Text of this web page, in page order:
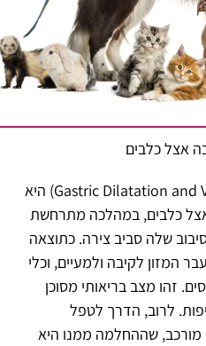
אצל כלבים
היפוך קיבה (Gastric Dilatation and Volvulus – GDV) היא
כלבים, במהלכה מתרחשת
שלה סביב צירה. כתוצאה
המזון לקיבה ולמעיים, וכלי
זהו מצב בריאותי מסוכן
לרוב, הדרך לטפל
מורכב, שההחלמה ממנו היא